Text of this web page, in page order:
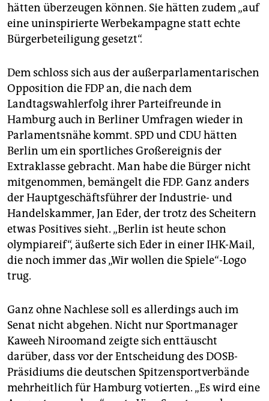
hätten überzeugen können. Sie hätten zudem „auf
eine uninspirierte Werbekampagne statt echte
Bürgerbeteiligung gesetzt“.
Dem schloss sich aus der außerparlamentarischen
Opposition die FDP an, die nach dem
Landtagswahlerfolg ihrer Parteifreunde in
Hamburg auch in Berliner Umfragen wieder in
Parlamentsnähe kommt. SPD und CDU hätten
Berlin um ein sportliches Großereignis der
Extraklasse gebracht. Man habe die Bürger nicht
mitgenommen, bemängelt die FDP. Ganz anders
der Hauptgeschäftsführer der Industrie- und
Handelskammer, Jan Eder, der trotz des Scheitern
etwas Positives sieht. „Berlin ist heute schon
olympiareif“, äußerte sich Eder in einer IHK-Mail,
die noch immer das „Wir wollen die Spiele“-Logo
trug.
Ganz ohne Nachlese soll es allerdings auch im
Senat nicht abgehen. Nicht nur Sportmanager
Kaweeh Niroomand zeigte sich enttäuscht
darüber, dass vor der Entscheidung des DOSB-
Präsidiums die deutschen Spitzensportverbände
mehrheitlich für Hamburg votierten. „Es wird eine